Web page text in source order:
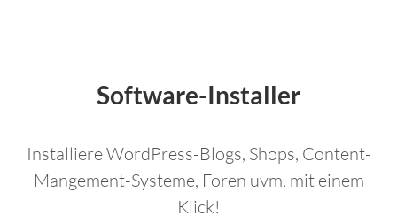
Software-Installer
Installiere WordPress-Blogs, Shops, Content-
Mangement-Systeme, Foren uvm. mit einem
Klick!